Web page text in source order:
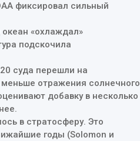
фиксировал сильный
«охлаждал»
подскочила
суда перешли на
отражения солнечного
добавку в несколько
в стратосферу. Это
годы (Solomon и